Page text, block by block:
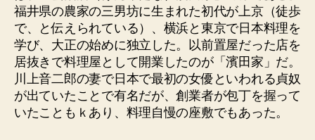
福井県の農家の三男坊に生まれた初代が上京（徒歩
で、と伝えられている）、横浜と東京で日本料理を
学び、大正の始めに独立した。以前置屋だった店を
居抜きで料理屋として開業したのが「濱田家」だ。
川上音二郎の妻で日本で最初の女優といわれる貞奴
が出ていたことで有名だが、創業者が包丁を握って
いたこともｋあり、料理自慢の座敷でもあった。